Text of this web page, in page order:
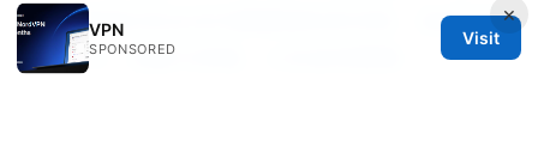
在受限地区安全访问健康保险资讯网、选择合规
的 VPN、设置与排错、以及省钱策略
×
VPN
SPONSORED
Visit